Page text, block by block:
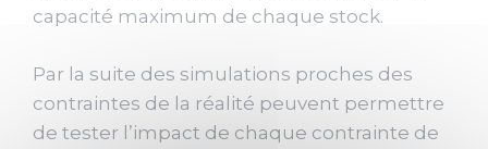
capacité maximum de chaque stock.
Par la suite des simulations proches des
contraintes de la réalité peuvent permettre
de tester l’impact de chaque contrainte de